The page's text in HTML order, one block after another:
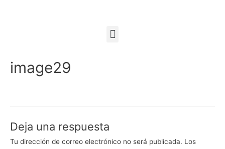
image29
Deja una respuesta
Tu dirección de correo electrónico no será publicada. Los